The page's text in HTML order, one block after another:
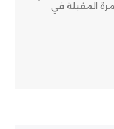
المقبلة في